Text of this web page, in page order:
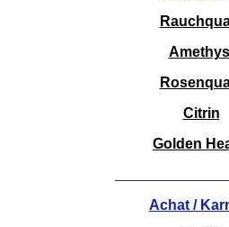
Citrin
Golden
Achat /